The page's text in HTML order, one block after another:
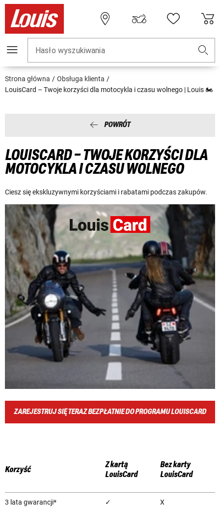
Hasło wyszukiwania
Strona główna
Obsługa klienta
LouisCard – Twoje korzyści dla motocykla i czasu wolnego | Louis 🏍
POWRÓT
LOUISCARD – TWOJE KORZYŚCI DLA
MOTOCYKLA I CZASU WOLNEGO
Ciesz się ekskluzywnymi korzyściami i rabatami podczas zakupów.
ZAREJESTRUJ SIĘ TERAZ BEZPŁATNIE DO PROGRAMU LOUISCARD
Korzyść
Z kartą
LouisCard
Bez karty
LouisCard
3 lata gwarancji* ✓ X